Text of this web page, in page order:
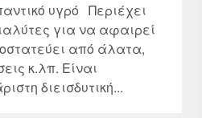
υγρό Περιέχει
για να αφαιρεί
από άλατα,
κ.λπ. Είναι
διεισδυτική...